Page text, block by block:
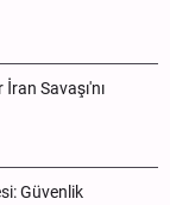
Savaşı'nı
Güvenlik